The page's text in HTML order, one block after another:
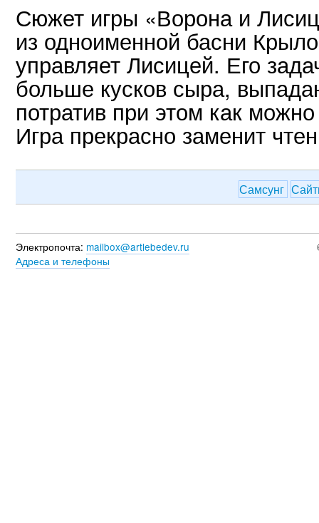
Сюжет игры «Ворона и
из одноименной басни
управляет Лисицей. Его
больше кусков сыра,
потратив при этом как
Игра прекрасно заменит
Самсунг
Электропочта: mailbox@artlebedev.ru
Адреса и телефоны